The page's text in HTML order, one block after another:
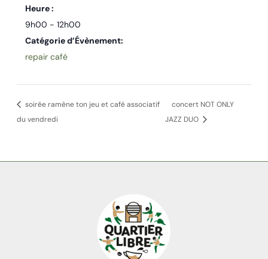
Heure :
9h00 - 12h00
Catégorie d’Évènement:
repair café
soirée ramène ton jeu et café associatif
du vendredi
concert NOT ONLY
JAZZ DUO